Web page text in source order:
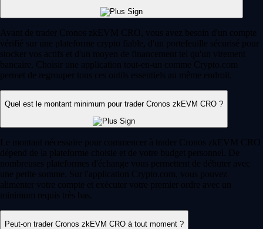
Avant de trader Cronos zkEVM CRO, vous avez besoin d'un compte
vérifié sur une plateforme crypto fiable, d'un portefeuille sécurisé pour
stocker vos actifs et d'un moyen de financement tel qu'un virement
bancaire. Choisir une application tout-en-un comme Crypto.com
permet de regrouper tous ces outils essentiels au même endroit.
Quel est le montant minimum pour trader Cronos zkEVM CRO ?
Le montant nécessaire pour commencer à trader Cronos zkEVM CRO
dépend de la plateforme choisie et de votre budget personnel. De
nombreuses plateformes d'échange vous permettent de débuter avec
une petite somme. Sur l'application Crypto.com, vous pouvez
alimenter votre compte et exécuter votre premier ordre avec un
minimum requis très bas.
Peut-on trader Cronos zkEVM CRO à tout moment ?